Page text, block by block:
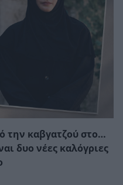
την καβγατζού στο…
δυο νέες καλόγριες